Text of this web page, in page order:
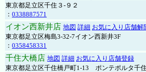
東京都足立区千住３-９２
： 0338887571
イオン西新井店 地図 詳細 お気に入り店舗解
東京都足立区梅島3-32-7イオン西新井3F
： 0358458331
千住大橋店 地図 詳細 お気に入り店舗登録
東京都足立区千住橋戸町1-13 ポンテポルタ千